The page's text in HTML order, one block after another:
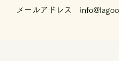
メールアドレス